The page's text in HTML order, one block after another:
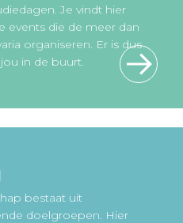
Je vindt hier
events die de meer dan
organiseren. Er is dus
in de buurt.
bestaat uit
doelgroepen. Hier